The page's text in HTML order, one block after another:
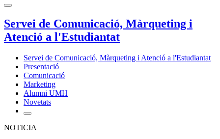
Servei de Comunicació, Màrqueting i
Atenció a l'Estudiantat
Servei de Comunicació, Màrqueting i Atenció a l'Estudiantat
Presentació
Comunicació
Marketing
Alumni UMH
Novetats
NOTICIA